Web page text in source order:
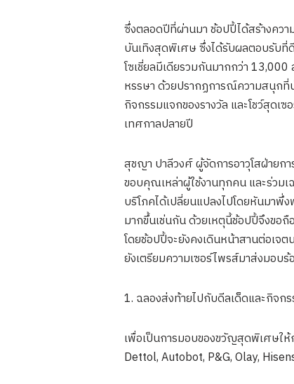
ซึ่งตลอดปีที่ผ่านมา ช้อปปี้ได้สร้างคว
บันเทิงสุดพิเศษ ซึ่งได้รับผลตอบรับที่
โซเชี่ยลมีเดียรวมกันมากกว่า
หรรษา ด้วยปรากฏการณ์ความสนุกที่
กิจกรรมแจกของรางวัล และโชว์สุด
เทศกาลปลายปี
สุชญา ปาลีวงศ์ ผู้จัดการอาวุโสฝ่ายก
ขอบคุณเหล่าผู้ใช้งานทุกคน และร่วม
บริโภคได้เปลี่ยนแปลงไปโดยหันมาพึ่
มากขึ้นเช่นกัน ด้วยเหตุนี้ช้อปปี้จึงขอ
โดยช้อปปี้จะยังคงเดินหน้าสานต่อเจ
ยังเตรียมความเซอร์ไพรส์มาส่งมอบ
1. ฉลองส่งท้ายไปกับดีลเด็ดและกิจก
เพื่อเป็นการมอบของขวัญสุดพิเศษใ
Dettol, Autobot, P&G, Olay,